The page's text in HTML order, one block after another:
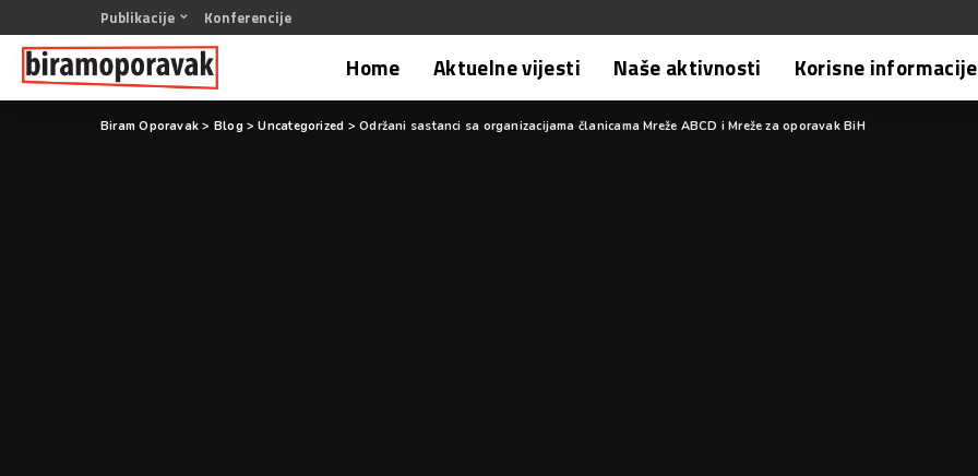
Publikacije Konferencije
Home Aktuelne vijesti Naše aktivnosti Korisne informacije
Biram Oporavak > Blog >Uncategorized >Održani sastanci sa organizacijama članicama Mreže ABCD i Mreže za oporavak BiH